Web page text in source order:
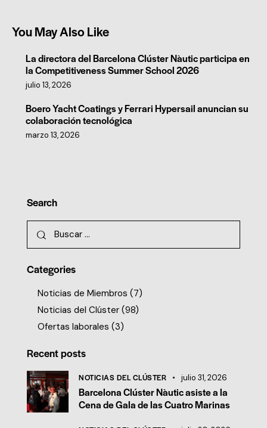
You May Also Like
La directora del Barcelona Clúster Nàutic participa en
la Competitiveness Summer School 2026
julio 13, 2026
Boero Yacht Coatings y Ferrari Hypersail anuncian su
colaboración tecnológica
marzo 13, 2026
Search
Categories
Noticias de Miembros (7)
Noticias del Clúster (98)
Ofertas laborales (3)
Recent posts
NOTICIAS DEL CLÚSTER julio 31, 2026
Barcelona Clúster Nàutic asiste a la
Cena de Gala de las Cuatro Marinas